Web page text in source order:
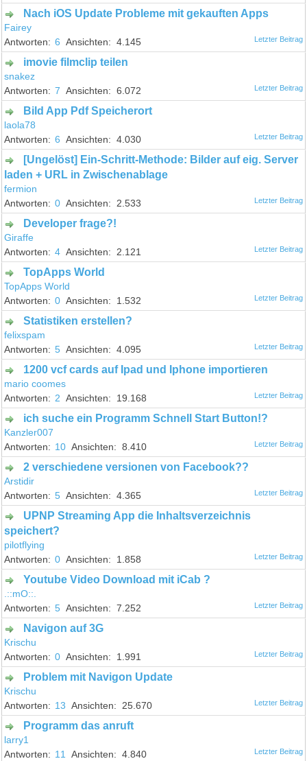
Nach iOS Update Probleme mit gekauften Apps
Fairey
6
4.145
imovie filmclip teilen
snakez
7
6.072
Bild App Pdf Speicherort
laola78
6
4.030
[Ungelöst] Ein-Schritt-Methode: Bilder auf eig. Server
laden + URL in Zwischenablage
fermion
0
2.533
Developer frage?!
Giraffe
4
2.121
TopApps World
TopApps World
0
1.532
Statistiken erstellen?
felixspam
5
4.095
1200 vcf cards auf Ipad und Iphone importieren
mario coomes
2
19.168
ich suche ein Programm Schnell Start Button!?
Kanzler007
10
8.410
2 verschiedene versionen von Facebook??
Arstidir
5
4.365
UPNP Streaming App die Inhaltsverzeichnis
speichert?
pilotflying
0
1.858
Youtube Video Download mit iCab ?
.::mO::.
5
7.252
Navigon auf 3G
Krischu
0
1.991
Problem mit Navigon Update
Krischu
13
25.670
Programm das anruft
larry1
11
4.840